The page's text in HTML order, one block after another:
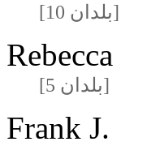
[10 بلدان]
Rebecca
[5 بلدان]
Frank J.